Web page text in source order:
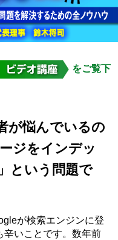
をご覧下
が悩んでいるの
ジをインデッ
という問題で
が検索エンジンに登
辛いことです。数年前